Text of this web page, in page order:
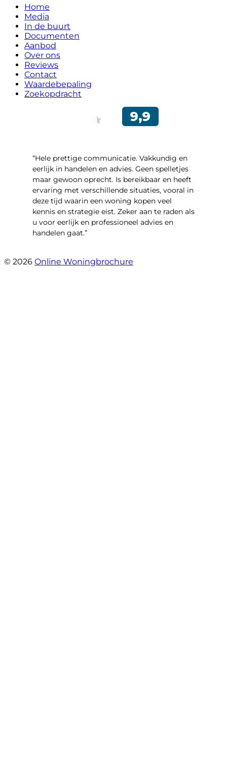
Home
Media
In de buurt
Documenten
Aanbod
Over ons
Reviews
Contact
Waardebepaling
Zoekopdracht
“Hele prettige communicatie. Vakkundig en
eerlijk in handelen en advies. Geen spelletjes
maar gewoon oprecht. Is bereikbaar en heeft
ervaring met verschillende situaties, vooral in
deze tijd waarin een woning kopen veel
kennis en strategie eist. Zeker aan te raden als
u voor eerlijk en professioneel advies en
handelen gaat.”
© 2026 Online Woningbrochure